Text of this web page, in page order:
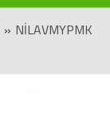
» NILAVMYPMK